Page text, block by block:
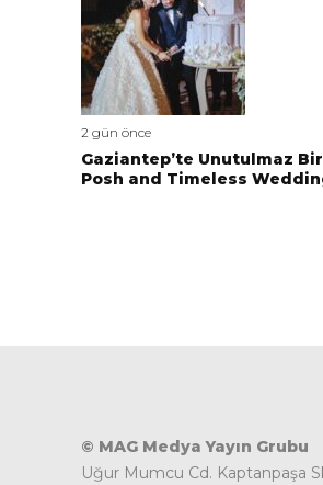
2 gün önce
Gaziantep’te Unutulmaz Bir
Posh and Timeless
© MAG Medya Yayın Grubu
Uğur Mumcu Cd. Kaptanpaşa